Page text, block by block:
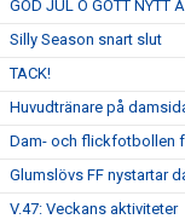
GOD JUL O GOTT NYTT
Silly Season snart slut
TACK!
Huvudtränare på
Dam- och flickfotbollen
Glumslövs FF nystartar
V.47: Veckans aktiviteter